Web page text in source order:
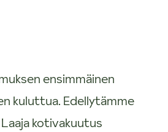
ensimmäinen
kuluttua. Edellytämme
kotivakuutus